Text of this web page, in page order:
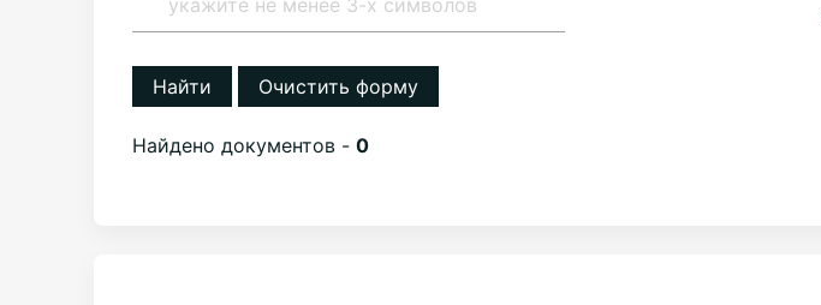
Найти Очистить форму
Найдено документов -0